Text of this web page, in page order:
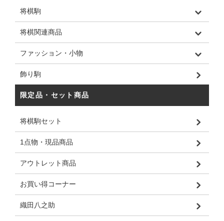
将棋駒
将棋関連商品
ファッション・小物
飾り駒
限定品・セット商品
将棋駒セット
1点物・現品商品
アウトレット商品
お買い得コーナー
織田八之助